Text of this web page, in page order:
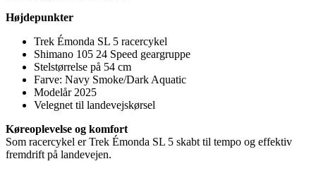
Højdepunkter
Trek Émonda SL 5 racercykel
Shimano 105 24 Speed geargruppe
Stelstørrelse på 54 cm
Farve: Navy Smoke/Dark Aquatic
Modelår 2025
Velegnet til landevejskørsel
Køreoplevelse og komfort
Som racercykel er Trek Émonda SL 5 skabt til tempo og effektiv
fremdrift på landevejen.